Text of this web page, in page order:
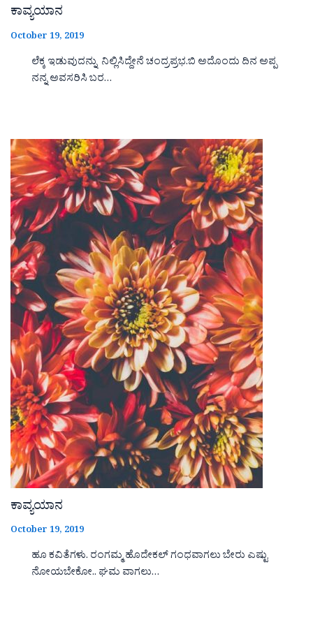
ಕಾವ್ಯಯಾನ
October 19, 2019
ಲೆಕ್ಕ ಇಡುವುದನ್ನು ನಿಲ್ಲಿಸಿದ್ದೇನೆ ಚಂದ್ರಪ್ರಭ.ಬಿ ಅದೊಂದು ದಿನ ಅಪ್ಪ
ನನ್ನ ಅವಸರಿಸಿ ಬರ…
ಕಾವ್ಯಯಾನ
October 19, 2019
ಹೂ ಕವಿತೆಗಳು. ರಂಗಮ್ಮ ಹೊದೇಕಲ್ ಗಂಧವಾಗಲು ಬೇರು ಎಷ್ಟು
ನೋಯಬೇಕೋ.. ಘಮ ವಾಗಲು…